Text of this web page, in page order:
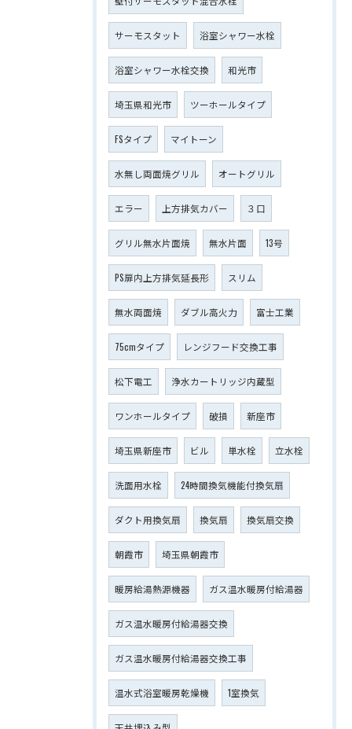
サーモスタット 浴室シャワー水栓
浴室シャワー水栓交換 和光市
埼玉県和光市 ツーホールタイプ
FSタイプ マイトーン
水無し両面焼グリル オートグリル
エラー 上方排気カバー ３口
グリル無水片面焼 無水片面 13号
PS扉内上方排気延長形 スリム
無水両面焼 ダブル高火力 富士工業
75cmタイプ レンジフード交換工事
松下電工 浄水カートリッジ内蔵型
ワンホールタイプ 破損 新座市
埼玉県新座市 ビル 単水栓 立水栓
洗面用水栓 24時間換気機能付換気扇
ダクト用換気扇 換気扇 換気扇交換
朝霞市 埼玉県朝霞市
暖房給湯熱源機器 ガス温水暖房付給湯器
ガス温水暖房付給湯器交換
ガス温水暖房付給湯器交換工事
温水式浴室暖房乾燥機 1室換気